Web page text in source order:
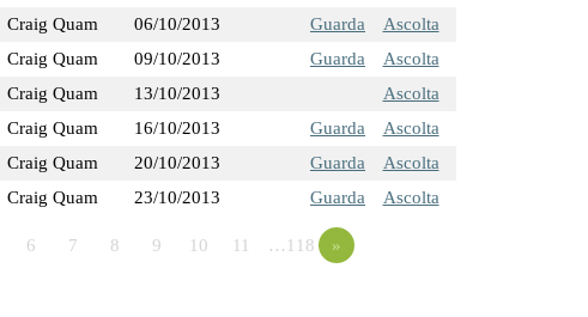
Craig Quam 06/10/2013 Guarda
Ascolta
Craig Quam 09/10/2013 Guarda
Ascolta
Craig Quam 13/10/2013
Ascolta
Craig Quam 16/10/2013 Guarda
Ascolta
Craig Quam 20/10/2013 Guarda
Ascolta
Craig Quam 23/10/2013 Guarda Ascolta
6 7 8 9 10 11 …118 »